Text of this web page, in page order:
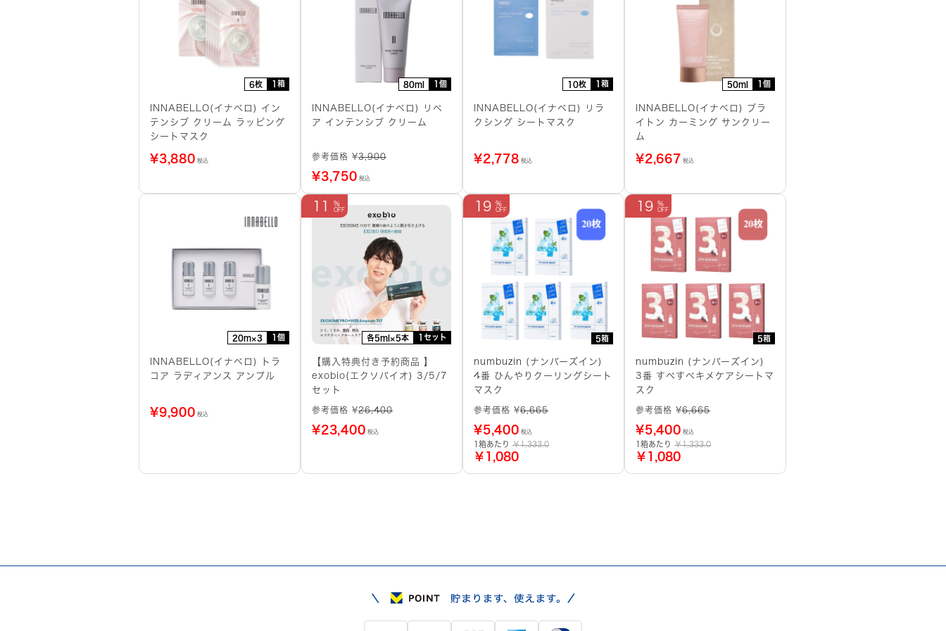
6枚 1箱
INNABELLO(イナベロ) イン
テンシブ クリーム ラッピング
シートマスク
¥3,880 税込
80ml 1個
INNABELLO(イナベロ) リペ
ア インテンシブ クリーム
参考価格 ¥3,900
¥3,750 税込
10枚 1箱
INNABELLO(イナベロ) リラ
クシング シートマスク
¥2,778 税込
50ml 1個
INNABELLO(イナベロ) ブラ
イトン カーミング サンクリー
ム
¥2,667 税込
20m×3 1個
INNABELLO(イナベロ) トラ
コア ラディアンス アンプル
¥9,900 税込
各5ml×5本 1セット
11
【購入特典付き予約商品 】
exobio(エクソバイオ) 3/5/7
セット
参考価格 ¥26,400
¥23,400 税込
5箱
19
numbuzin (ナンバーズイン)
4番 ひんやりクーリングシート
マスク
参考価格 ¥6,665
¥5,400 税込
1箱あたり ￥1,333.0
￥1,080
5箱
19
numbuzin (ナンバーズイン)
3番 すべすべキメケアシートマ
スク
参考価格 ¥6,665
¥5,400 税込
1箱あたり ￥1,333.0
￥1,080